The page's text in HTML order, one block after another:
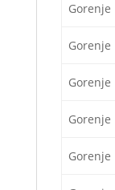
Gorenje
Gorenje
Gorenje
Gorenje
Gorenje